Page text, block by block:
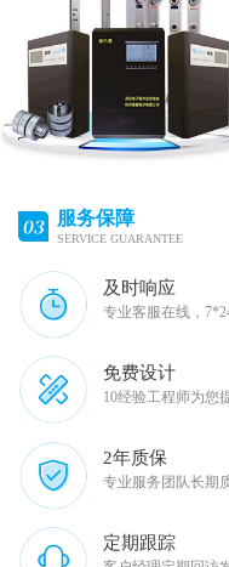
服务保障
SERVICE GUARANTEE
及时响应
专业客服在线，
免费设计
10经验工程师为您
2年质保
专业服务团队长期
定期跟踪